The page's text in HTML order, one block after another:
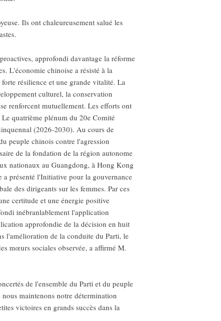
Ils ont chaleureusement salué les
approfondi davantage la réforme
L'économie chinoise a résisté à la
résilience et une grande vitalité. La
culturel, la conservation
renforcent mutuellement. Les efforts ont
quatrième plénum du 20e Comité
(2026-2030). Au cours de
peuple chinois contre l'agression
de la fondation de la région autonome
nationaux au Guangdong, à Hong Kong
présenté l'Initiative pour la gouvernance
des dirigeants sur les femmes. Par ces
certitude et une énergie positive
inébranlablement l'application
approfondie de la décision en huit
l'amélioration de la conduite du Parti, le
mœurs sociales observée, a affirmé M.
de l'ensemble du Parti et du peuple
maintenons notre détermination
victoires en grands succès dans la